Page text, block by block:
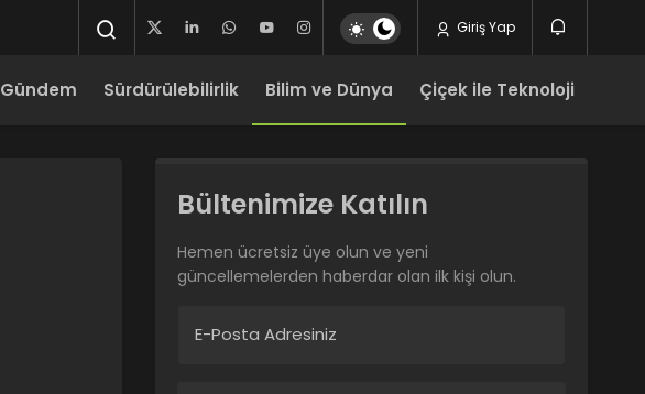
Giriş Yap
Gündem Sürdürülebilirlik Bilim ve Dünya Çiçek ile Teknoloji
Bültenimize Katılın
Hemen ücretsiz üye olun ve yeni
güncellemelerden haberdar olan ilk kişi olun.
E-Posta Adresiniz